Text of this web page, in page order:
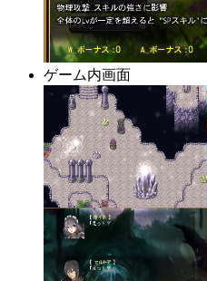
ゲーム内画面